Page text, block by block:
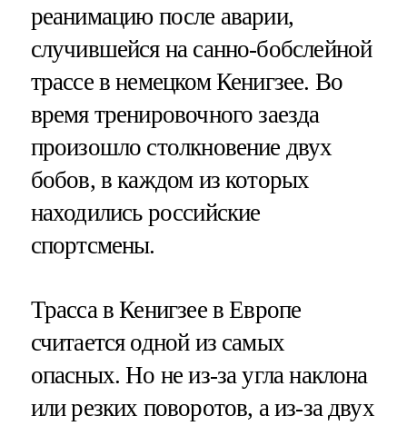
реанимацию после аварии,
случившейся на санно-бобслейной
трассе в немецком Кенигзее. Во
время тренировочного заезда
произошло столкновение двух
бобов, в каждом из которых
находились российские
спортсмены.
Трасса в Кенигзее в Европе
считается одной из самых
опасных. Но не из-за угла наклона
или резких поворотов, а из-за двух